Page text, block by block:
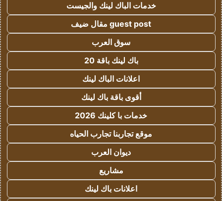
خدمات الباك لينك والجيست
guest post مقال ضيف
سوق العرب
باك لينك باقة 20
اعلانات الباك لينك
أقوى باقة باك لينك
خدمات با كلينك 2026
موقع تجاربنا تجارب الحياه
ديوان العرب
مشاريع
اعلانات باك لينك